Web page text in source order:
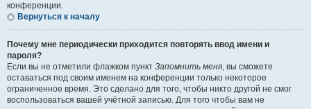
конференции.
Вернуться к началу
Почему мне периодически приходится повторять ввод имени и
пароля?
Если вы не отметили флажком пункт Запомнить меня, вы сможете
оставаться под своим именем на конференции только некоторое
ограниченное время. Это сделано для того, чтобы никто другой не смог
воспользоваться вашей учётной записью. Для того чтобы вам не